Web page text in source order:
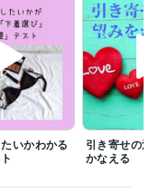
か
。
て欲しい。」
いかわかる
引き寄せの
かなえる